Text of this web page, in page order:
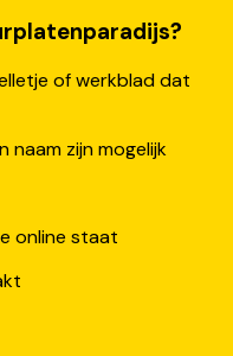
of werkblad dat
naam zijn mogelijk
online staat